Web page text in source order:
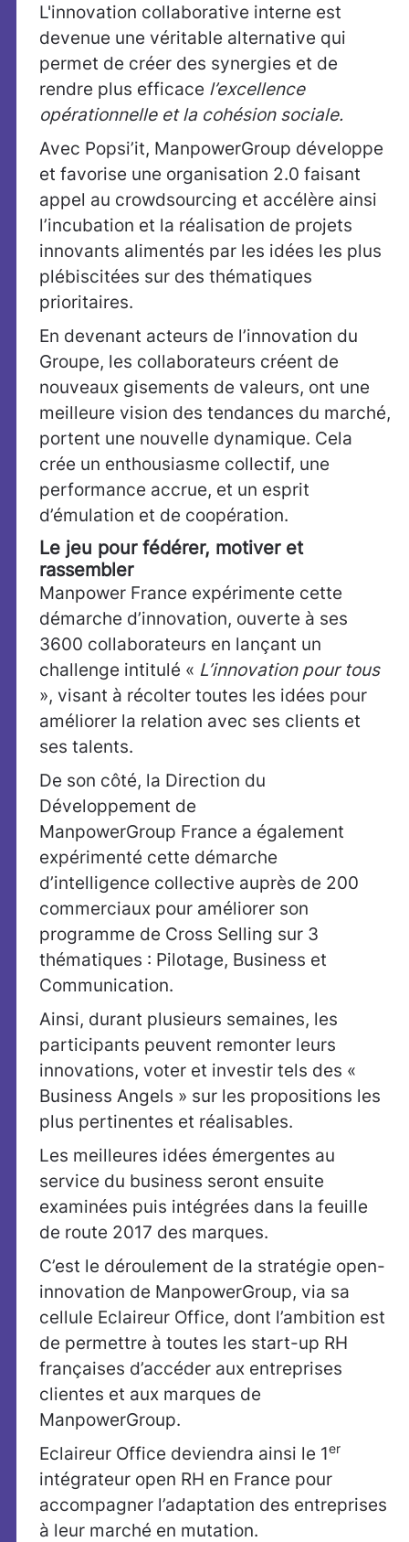
L'innovation collaborative interne est
devenue une véritable alternative qui
permet de créer des synergies et de
rendre plus efficace l’excellence
opérationnelle et la cohésion sociale.
Avec Popsi’it, ManpowerGroup développe
et favorise une organisation 2.0 faisant
appel au crowdsourcing et accélère ainsi
l’incubation et la réalisation de projets
innovants alimentés par les idées les plus
plébiscitées sur des thématiques
prioritaires.
En devenant acteurs de l’innovation du
Groupe, les collaborateurs créent de
nouveaux gisements de valeurs, ont une
meilleure vision des tendances du marché,
portent une nouvelle dynamique. Cela
crée un enthousiasme collectif, une
performance accrue, et un esprit
d’émulation et de coopération.
Le jeu pour fédérer, motiver et
rassembler
Manpower France expérimente cette
démarche d’innovation, ouverte à ses
3600 collaborateurs en lançant un
challenge intitulé « L’innovation pour tous
», visant à récolter toutes les idées pour
améliorer la relation avec ses clients et
ses talents.
De son côté, la Direction du
Développement de
ManpowerGroup France a également
expérimenté cette démarche
d’intelligence collective auprès de 200
commerciaux pour améliorer son
programme de Cross Selling sur 3
thématiques : Pilotage, Business et
Communication.
Ainsi, durant plusieurs semaines, les
participants peuvent remonter leurs
innovations, voter et investir tels des «
Business Angels » sur les propositions les
plus pertinentes et réalisables.
Les meilleures idées émergentes au
service du business seront ensuite
examinées puis intégrées dans la feuille
de route 2017 des marques.
C’est le déroulement de la stratégie open-
innovation de ManpowerGroup, via sa
cellule Eclaireur Office, dont l’ambition est
de permettre à toutes les start-up RH
françaises d’accéder aux entreprises
clientes et aux marques de
ManpowerGroup.
Eclaireur Office deviendra ainsi le 1er
intégrateur open RH en France pour
accompagner l’adaptation des entreprises
à leur marché en mutation.